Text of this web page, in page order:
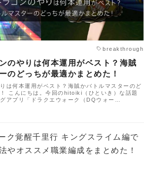
breakthrough
のやりは何本運用がベスト？海賊
のどっちが最適かまとめた！
は何本運用がベスト？海賊かバトルマスターのど
こんにちは。今回のhitoiki（ひといき）な話題
アプリ「ドラクエウォーク（DQウォー…